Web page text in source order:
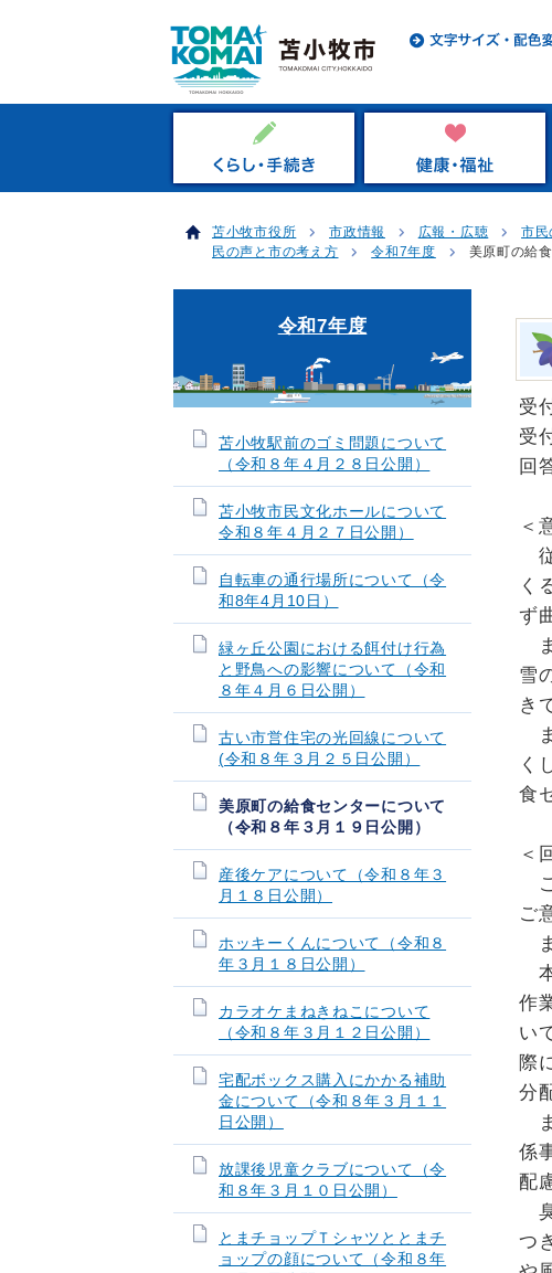
苫小牧市役所 市政情報 広報・広聴 市民
民の声と市の考え方
令和7年度 美原町の給
受
受
回
＜
く
ず
雪
き
く
食
＜
ご
作
い
際
分
係
配
つ
令和7年度
苫小牧駅前のゴミ問題について
（令和８年４月２８日公開）
苫小牧市民文化ホールについて
令和８年４月２７日公開）
自転車の通行場所について（令
和8年4月10日）
緑ヶ丘公園における餌付け行為
と野鳥への影響について（令和
８年４月６日公開）
古い市営住宅の光回線について
(令和８年３月２５日公開）
美原町の給食センターについて
（令和８年３月１９日公開）
産後ケアについて（令和８年３
月１８日公開）
ホッキーくんについて（令和８
年３月１８日公開）
カラオケまねきねこについて
（令和８年３月１２日公開）
宅配ボックス購入にかかる補助
金について（令和８年３月１１
日公開）
放課後児童クラブについて（令
和８年３月１０日公開）
とまチョップＴシャツととまチ
ョップの顔について（令和８年